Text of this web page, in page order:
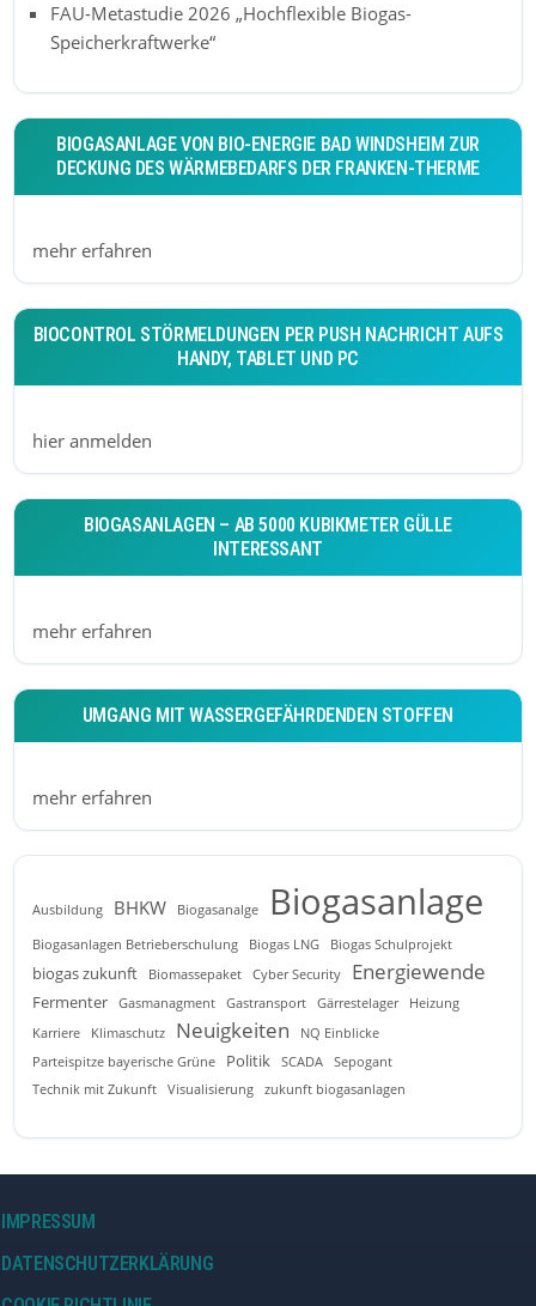
FAU-Metastudie 2026 „Hochflexible Biogas-
Speicherkraftwerke“
BIOGASANLAGE VON BIO-ENERGIE BAD WINDSHEIM ZUR
DECKUNG DES WÄRMEBEDARFS DER FRANKEN-THERME
mehr erfahren
BIOCONTROL STÖRMELDUNGEN PER PUSH NACHRICHT AUFS
HANDY, TABLET UND PC
hier anmelden
BIOGASANLAGEN – AB 5000 KUBIKMETER GÜLLE
INTERESSANT
mehr erfahren
UMGANG MIT WASSERGEFÄHRDENDEN STOFFEN
mehr erfahren
Ausbildung BHKW Biogasanalge Biogasanlage
Biogasanlagen Betrieberschulung Biogas LNG Biogas Schulprojekt
biogas zukunft Biomassepaket Cyber Security Energiewende
Fermenter Gasmanagment Gastransport Gärrestelager
Heizung
Karriere
Klimaschutz Neuigkeiten
NQ Einblicke
Parteispitze bayerische Grüne
Politik SCADA
Sepogant
Technik mit Zukunft
Visualisierung zukunft biogasanlagen
IMPRESSUM
DATENSCHUTZERKLÄRUNG